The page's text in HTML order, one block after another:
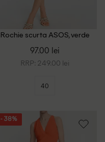
Rochie scurta ASOS, verde
97.00 lei
RRP: 249.00 lei
40
- 38%